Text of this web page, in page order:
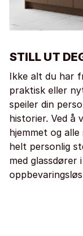
STILL UT
Ikke alt du har
praktisk eller
speiler din
historier. Ved å
hjemmet og
helt personlig
med glassdører